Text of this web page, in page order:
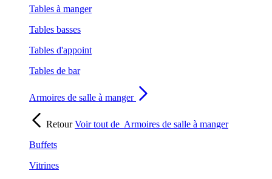
Tables à manger
Tables basses
Tables d'appoint
Tables de bar
Armoires de salle à manger
RetourVoir tout de Armoires de salle à manger
Buffets
Vitrines